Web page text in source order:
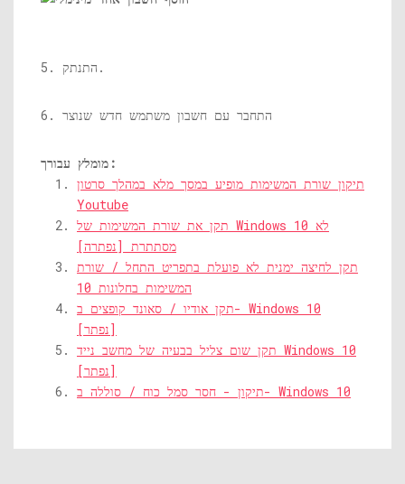
5. התנתק.
6. התחבר עם חשבון משתמש חדש שנוצר
מומלץ עבורך:
תיקון שורת המשימות מופיע במסך מלא במהלך סרטון
Youtube
תקן את שורת המשימות של Windows 10 לא
מסתתרת [נפתרה]
תקן לחיצה ימנית לא פועלת בתפריט התחל / שורת
המשימות בחלונות 10
תקן אודיו / סאונד קופצים ב- Windows 10
[נפתר]
תקן שום צליל בבעיה של מחשב נייד Windows 10
[נפתר]
תיקון - חסר סמל כוח / סוללה ב- Windows 10